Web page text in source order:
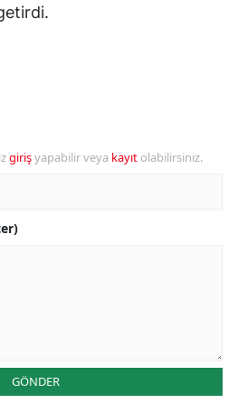
girişyapabilir veya kayıt olabilirsiniz.
GÖNDER